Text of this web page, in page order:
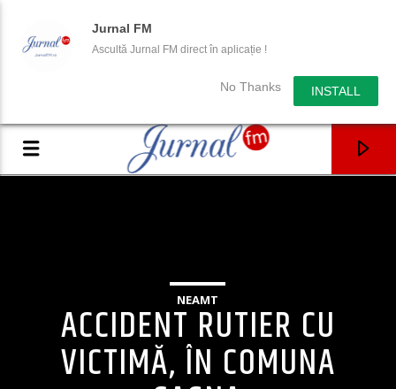
Jurnal FM
Ascultă Jurnal FM direct în aplicație !
No Thanks INSTALL
NEAMT
ACCIDENT RUTIER CU
VICTIMĂ, ÎN COMUNA